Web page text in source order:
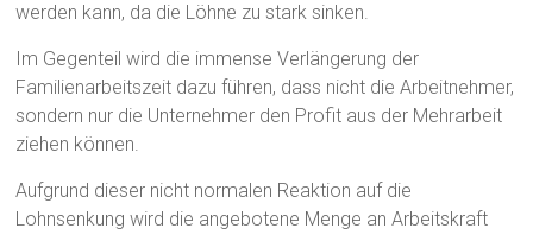
werden kann, da die Löhne zu stark sinken.
Im Gegenteil wird die immense Verlängerung der
Familienarbeitszeit dazu führen, dass nicht die Arbeitnehmer,
sondern nur die Unternehmer den Profit aus der Mehrarbeit
ziehen können.
Aufgrund dieser nicht normalen Reaktion auf die
Lohnsenkung wird die angebotene Menge an Arbeitskraft